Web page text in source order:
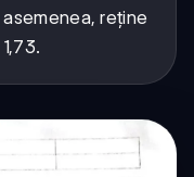
reține